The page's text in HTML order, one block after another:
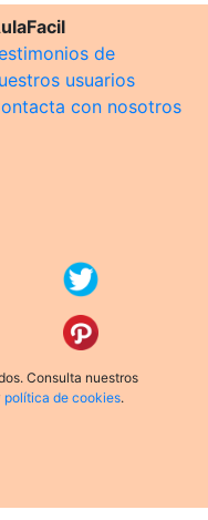
de
usuarios
con nosotros
Consulta nuestros
política de cookies.